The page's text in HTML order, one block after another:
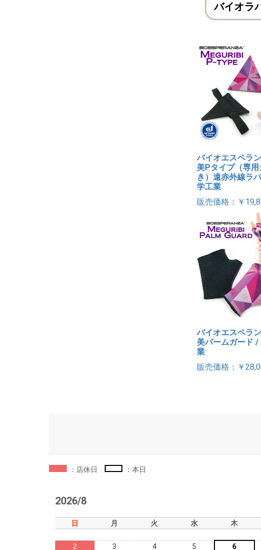
バイオラ
バイオエスペラ
美Pタイプ（専
き）遠赤外線ラ
学工業
販売価格：￥
バイオエスペラ
美パームガード /
業
販売価格：￥
：店休日 ：本日
2026/8
日 月 火 水 木
2
3 4 5 6